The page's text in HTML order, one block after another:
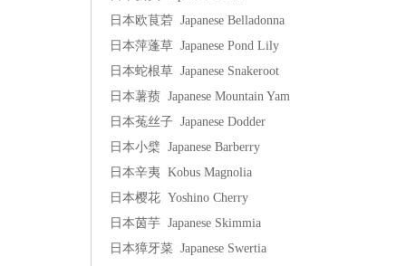
日本欧茛菪 Japanese Belladonna
日本萍蓬草 Japanese Pond Lily
日本蛇根草 Japanese Snakeroot
日本薯蓣 Japanese Mountain Yam
日本菟丝子 Japanese Dodder
日本小檗 Japanese Barberry
日本辛夷 Kobus Magnolia
日本樱花 Yoshino Cherry
日本茵芋 Japanese Skimmia
日本獐牙菜 Japanese Swertia